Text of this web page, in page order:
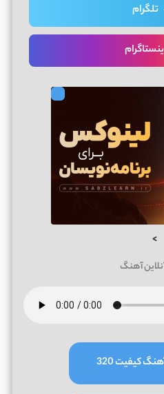
تلگرام
>
آهنگ
کیفیت 320